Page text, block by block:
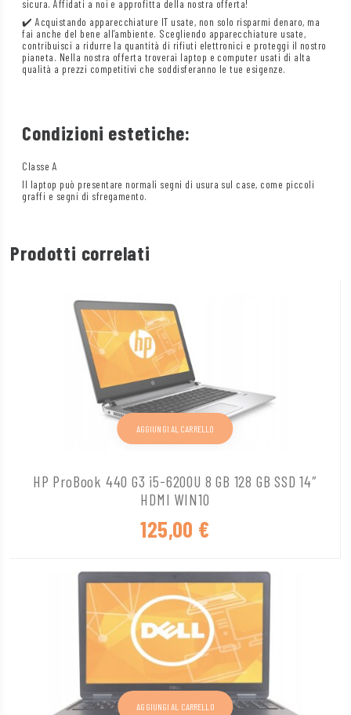
sicura. Affidati a noi e approfitta della nostra offerta!
✔️ Acquistando apparecchiature IT usate, non solo risparmi denaro, ma
fai anche del bene all’ambiente. Scegliendo apparecchiature usate,
contribuisci a ridurre la quantità di rifiuti elettronici e proteggi il nostro
pianeta. Nella nostra offerta troverai laptop e computer usati di alta
qualità a prezzi competitivi che soddisferanno le tue esigenze.
Condizioni estetiche:
Classe A
Il laptop può presentare normali segni di usura sul case, come piccoli
graffi e segni di sfregamento.
Prodotti correlati
HP ProBook 440 G3 i5-6200U 8 GB 128 GB SSD 14″
HDMI WIN10
125,00 €
AGGIUNGI AL CARRELLO
AGGIUNGI AL CARRELLO